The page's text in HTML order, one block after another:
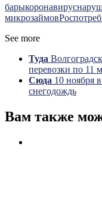
барыкоронавирус
микрозаймов
See more
Туда
перевозки по 11
Сюда 10 ноября
снегодождь
Вам также